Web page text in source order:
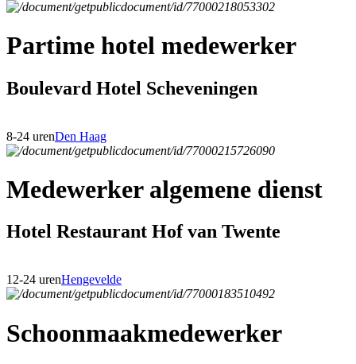
Partime hotel medewerker
Boulevard Hotel Scheveningen
8-24 urenDen Haag
Medewerker algemene dienst
Hotel Restaurant Hof van Twente
12-24 urenHengevelde
Schoonmaakmedewerker